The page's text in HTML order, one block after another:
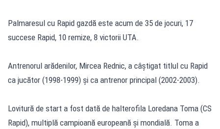
Palmaresul cu Rapid gazdă este acum de 35 de jocuri, 17
succese Rapid, 10 remize, 8 victorii UTA.
Antrenorul arădenilor, Mircea Rednic, a câştigat titlul cu Rapid
ca jucător (1998-1999) şi ca antrenor principal (2002-2003).
Lovitură de start a fost dată de halterofila Loredana Toma (CS
Rapid), multiplă campioană europeană şi mondială. Toma a